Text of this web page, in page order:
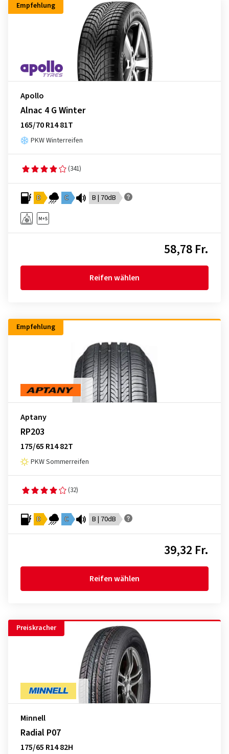
Empfehlung
Apollo
Alnac 4 G Winter
165/70 R14 81T
PKW Winterreifen
(341)
D C B | 70dB
58,78 Fr.
Reifen wählen
Empfehlung
Aptany
RP203
175/65 R14 82T
PKW Sommerreifen
(32)
D C B | 70dB
39,32 Fr.
Reifen wählen
Preiskracher
Minnell
Radial P07
175/65 R14 82H